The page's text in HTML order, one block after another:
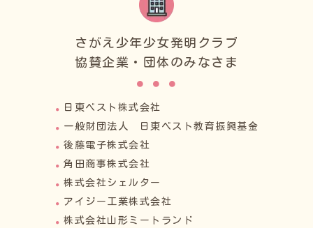
さがえ少年少女発明クラブ
協賛企業・団体のみなさま
日東ベスト株式会社
一般財団法人 日東ベスト教育振興基金
後藤電子株式会社
角田商事株式会社
株式会社シェルター
アイジー工業株式会社
株式会社山形ミートランド